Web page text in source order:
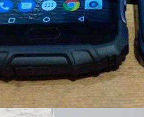
Ворота
Netgear Arlo Pro 2 — Лучшая, Но Не
Домашняя Система